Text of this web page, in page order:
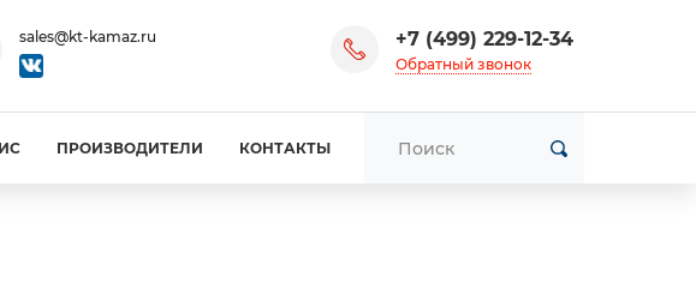
sales@kt-kamaz.ru +7 (499) 229-12-34
Обратный звонок
ПРОИЗВОДИТЕЛИ КОНТАКТЫ